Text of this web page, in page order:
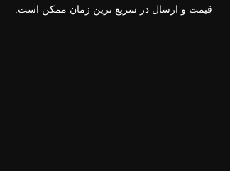
قیمت و ارسال در سریع ترین زمان ممکن است.